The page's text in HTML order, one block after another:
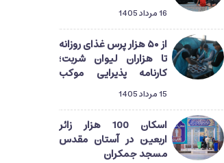
16 مرداد 1405
از ۵۰ هزار پرس غذای روزانه
تا هزاران لیوان شربت؛
کارنامه پذیرایی موکب
آستان مسجد جمکران از
زائران اربعین
15 مرداد 1405
اسکان 100 هزار زائر
اربعین در آستان مقدس
مسجد جمکران